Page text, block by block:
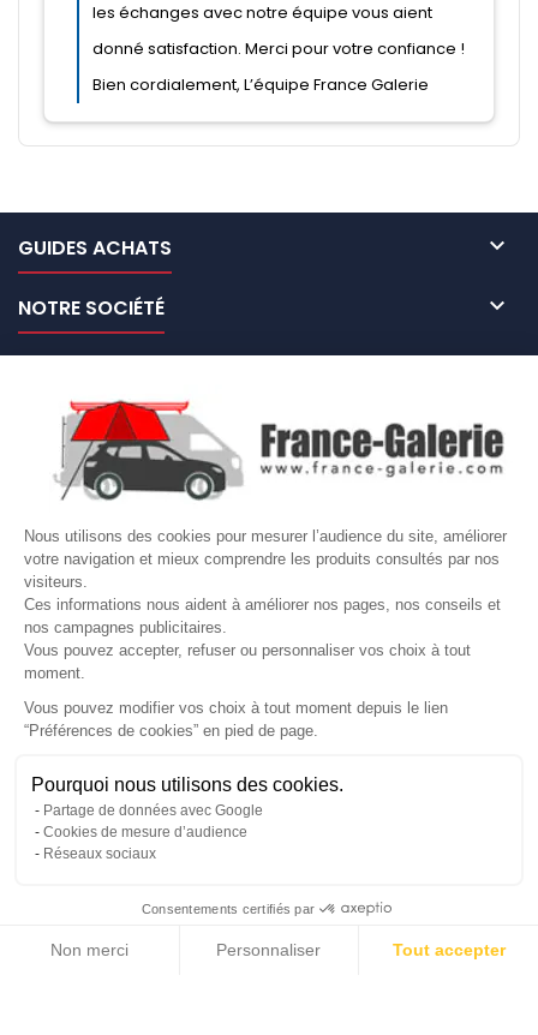
Nous utilisons des cookies pour mesurer l’audience du site, améliorer
votre navigation et mieux comprendre les produits consultés par nos
visiteurs.
Ces informations nous aident à améliorer nos pages, nos conseils et
nos campagnes publicitaires.
Vous pouvez accepter, refuser ou personnaliser vos choix à tout
moment.
Vous pouvez modifier vos choix à tout moment depuis le lien
“Préférences de cookies” en pied de page.
Pourquoi nous utilisons des cookies.
Partage de données avec Google
Cookies de mesure d’audience
Réseaux sociaux
Consentements certifiés par
Non merci Personnaliser Tout accepter
Gérer mes cookies
GUIDES ACHATS 
NOTRE SOCIÉTÉ 
VOTRE COMPTE 
Site protégé par reCAPTCHA.
LETTRE D'INFORMATIONS
© Copyright 2026 France Galerie. Tous droits reservés.
Cliquez-ici pour modifier vos préférences en matière de cookies